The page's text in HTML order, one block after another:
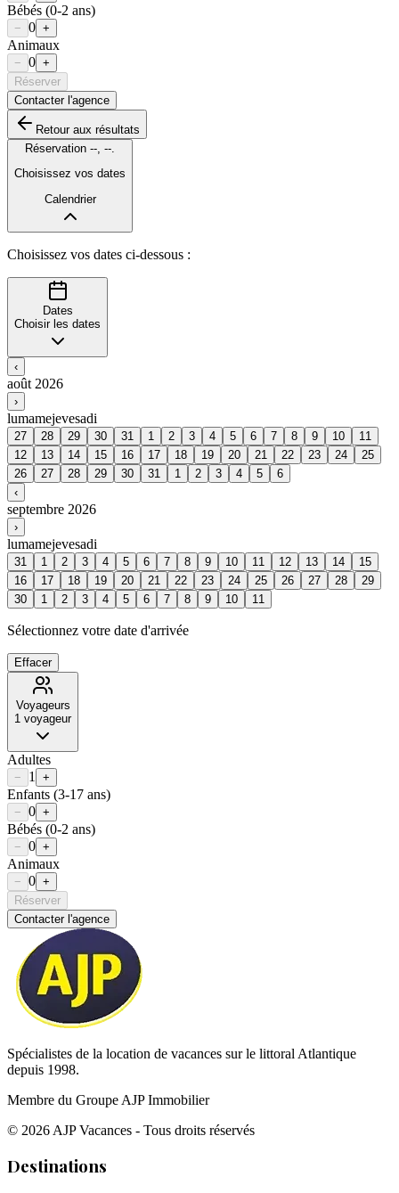
Bébés (0-2 ans)
− 0 +
Animaux
− 0 +
Réserver
Contacter l'agence
Retour aux résultats
Réservation -- --
Choisissez vos dates
Calendrier
Choisissez vos dates ci-dessous :
Dates
Choisir les dates
‹
août 2026
›
lumamejevesadi
27 28 29 30 31 1 2 3 4 5 6 7 8 9 10
11
12
13 14 15 16 17 18 19 20 21 22 23 24
25
26
27 28 29 30 31 1 2 3 4 5
6
‹
septembre 2026
›
lumamejevesadi
31 1 2 3 4 5 6 7 8 9 10 11 12 13 14
15
16
17 18 19 20 21 22 23 24 25 26 27 28
29
30
1 2 3 4 5 6 7 8 9 10 11
Sélectionnez votre date d'arrivée
Effacer
Voyageurs
1 voyageur
Adultes
− 1 +
Enfants (3-17 ans)
− 0 +
Bébés (0-2 ans)
− 0 +
Animaux
− 0 +
Réserver
Contacter l'agence
Spécialistes de la location de vacances sur le littoral Atlantique
depuis 1998.
Membre du Groupe AJP Immobilier
© 2026 AJP Vacances - Tous droits réservés
Destinations